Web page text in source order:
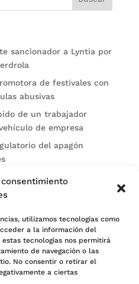
utilizamos tecnologías como
a la información del
tecnologías nos permitirá
de navegación o las
No consentir o retirar el
a ciertas
sancionador a Lyntia por
de festivales con
abusivas
de un trabajador
de empresa
del apagón
de la CNMV a Soltec y